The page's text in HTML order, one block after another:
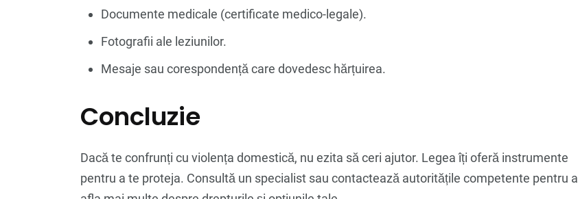
Documente medicale (certificate medico-legale).
Fotografii ale leziunilor.
Mesaje sau corespondență care dovedesc hărțuirea.
Concluzie
Dacă te confrunți cu violența domestică, nu ezita să ceri ajutor. Legea îți oferă instrumente
pentru a te proteja. Consultă un specialist sau contactează autoritățile competente pentru a